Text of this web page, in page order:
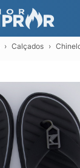
Calçados